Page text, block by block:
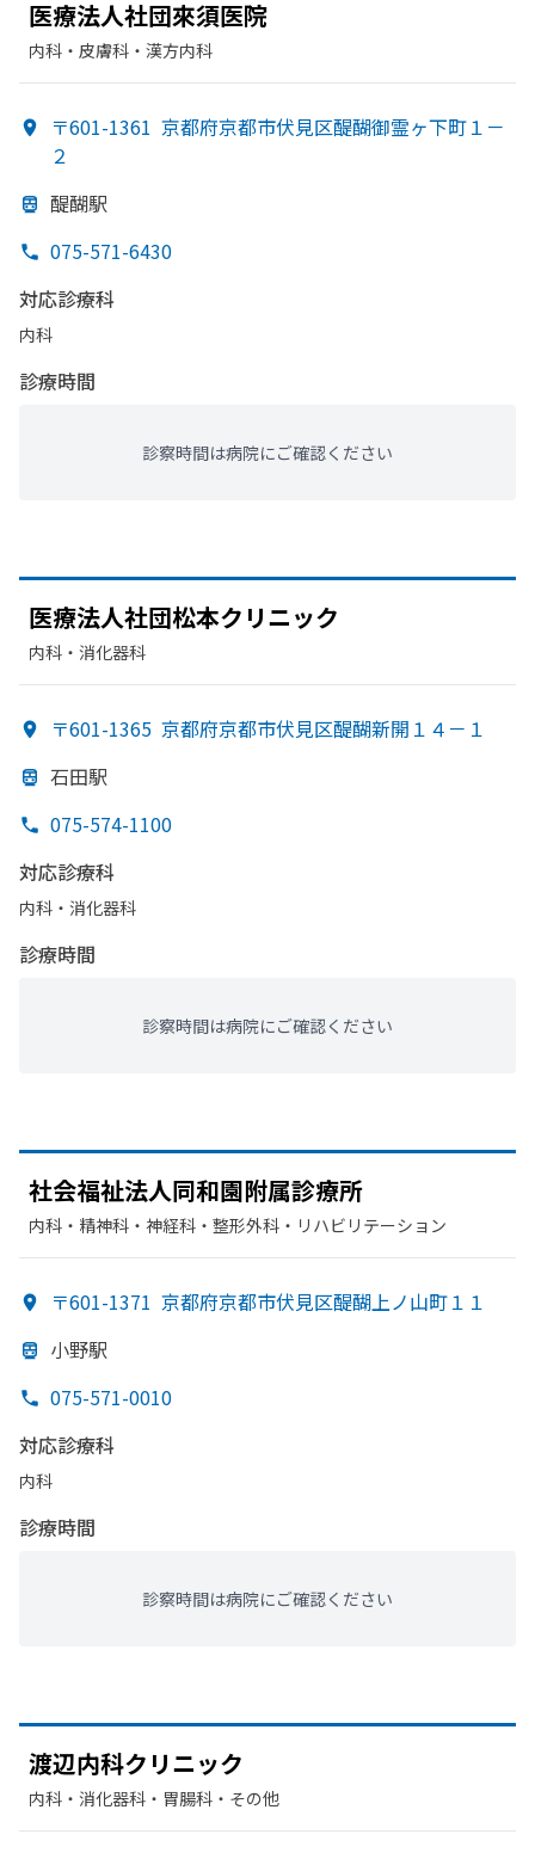
医療法人社団來須医院
内科・​皮膚科・​漢方内科
〒601-1361 京都府京都市伏見区醍醐御霊ヶ下町１－
２
醍醐駅
075-571-6430
対応診療科
内科
診療時間
診察時間は病院にご確認ください
医療法人社団松本クリニック
内科・​消化器科
〒601-1365 京都府京都市伏見区醍醐新開１４－１
石田駅
075-574-1100
対応診療科
内科・​消化器科
診療時間
診察時間は病院にご確認ください
社会福祉法人同和園附属診療所
内科・​精神科・神経科・​整形外科・​リハビリテーション
〒601-1371 京都府京都市伏見区醍醐上ノ山町１１
小野駅
075-571-0010
対応診療科
内科
診療時間
診察時間は病院にご確認ください
渡辺内科クリニック
内科・​消化器科・​胃腸科・​その他